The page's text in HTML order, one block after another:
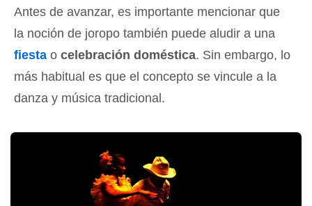
Antes de avanzar, es importante mencionar que
la noción de joropo también puede aludir a una
fiesta o celebración doméstica. Sin embargo, lo
más habitual es que el concepto se vincule a la
danza y música tradicional.